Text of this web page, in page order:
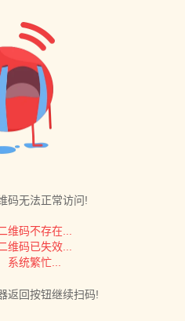
码无法正常访问!
维码不存在...
维码已失效...
系统繁忙...
返回按钮继续扫码!